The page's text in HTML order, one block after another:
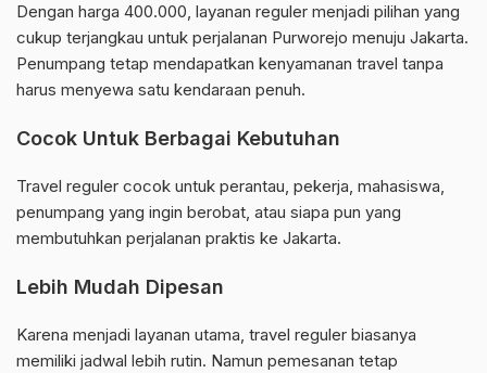
Dengan harga 400.000, layanan reguler menjadi pilihan yang
cukup terjangkau untuk perjalanan Purworejo menuju Jakarta.
Penumpang tetap mendapatkan kenyamanan travel tanpa
harus menyewa satu kendaraan penuh.
Cocok Untuk Berbagai Kebutuhan
Travel reguler cocok untuk perantau, pekerja, mahasiswa,
penumpang yang ingin berobat, atau siapa pun yang
membutuhkan perjalanan praktis ke Jakarta.
Lebih Mudah Dipesan
Karena menjadi layanan utama, travel reguler biasanya
memiliki jadwal lebih rutin. Namun pemesanan tetap